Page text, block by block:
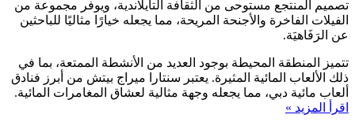
تصميم المنتجع مستوحى من الثقافة التايلاندية، ويوفر مجموعة من
الفيلات الفاخرة والأجنحة المريحة، مما يجعله خيارًا مثاليًا للباحثين
عن الرَفَاهيَة.
تتميز المنطقة المحيطة بوجود العديد من الأنشطة الممتعة، بما في
ذلك الألعاب المائية المثيرة. يعتبر سنتارا ميراج بيتش من أبرز فنادق
ألعاب مائية دبي، مما يجعله وجهة مثالية لعشاق المغامرات المائية.
اقرأ المزيد »